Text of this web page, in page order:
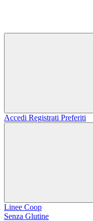
Accedi Registrati Preferiti
Linee Coop
Senza Glutine